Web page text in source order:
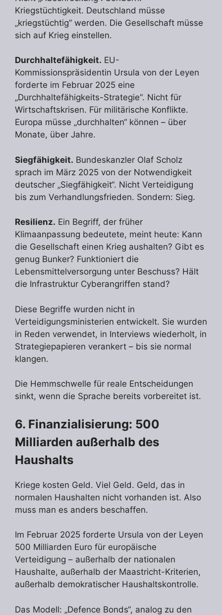
Kriegstüchtigkeit. Deutschland müsse
„kriegstüchtig“ werden. Die Gesellschaft müsse
sich auf Krieg einstellen.
Durchhaltefähigkeit. EU-
Kommissionspräsidentin Ursula von der Leyen
forderte im Februar 2025 eine
„Durchhaltefähigkeits-Strategie“. Nicht für
Wirtschaftskrisen. Für militärische Konflikte.
Europa müsse „durchhalten“ können – über
Monate, über Jahre.
Siegfähigkeit. Bundeskanzler Olaf Scholz
sprach im März 2025 von der Notwendigkeit
deutscher „Siegfähigkeit“. Nicht Verteidigung
bis zum Verhandlungsfrieden. Sondern: Sieg.
Resilienz. Ein Begriff, der früher
Klimaanpassung bedeutete, meint heute: Kann
die Gesellschaft einen Krieg aushalten? Gibt es
genug Bunker? Funktioniert die
Lebensmittelversorgung unter Beschuss? Hält
die Infrastruktur Cyberangriffen stand?
Diese Begriffe wurden nicht in
Verteidigungsministerien entwickelt. Sie wurden
in Reden verwendet, in Interviews wiederholt, in
Strategiepapieren verankert – bis sie normal
klangen.
Die Hemmschwelle für reale Entscheidungen
sinkt, wenn die Sprache bereits vorbereitet ist.
6. Finanzialisierung: 500
Milliarden außerhalb des
Haushalts
Kriege kosten Geld. Viel Geld. Geld, das in
normalen Haushalten nicht vorhanden ist. Also
muss man es anders beschaffen.
Im Februar 2025 forderte Ursula von der Leyen
500 Milliarden Euro für europäische
Verteidigung – außerhalb der nationalen
Haushalte, außerhalb der Maastricht-Kriterien,
außerhalb demokratischer Haushaltskontrolle.
Das Modell: „Defence Bonds“, analog zu den